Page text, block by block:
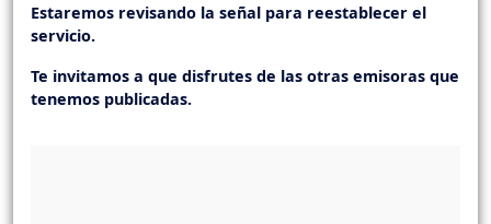
Estaremos revisando la señal para reestablecer el
servicio.
Te invitamos a que disfrutes de las otras emisoras que
tenemos publicadas.